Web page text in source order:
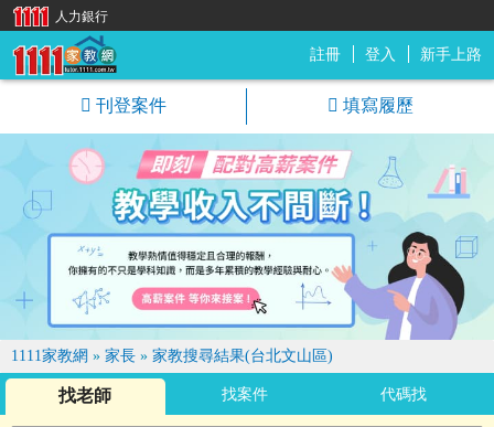
註冊 登入 新手上路
刊登案件 填寫履歷
1111家教網 » 家長 » 家教搜尋結果(台北文山區)
找老師 找案件 代碼找
人力銀行